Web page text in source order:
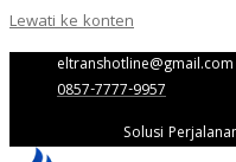
Lewati ke konten
eltranshotline@gmail.com
0857-7777-9957
Solusi